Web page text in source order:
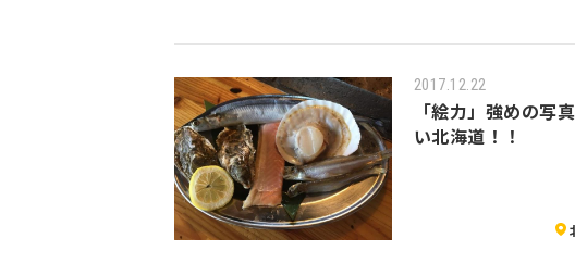
2017.12.22
「絵力」強めの写
い北海道！！